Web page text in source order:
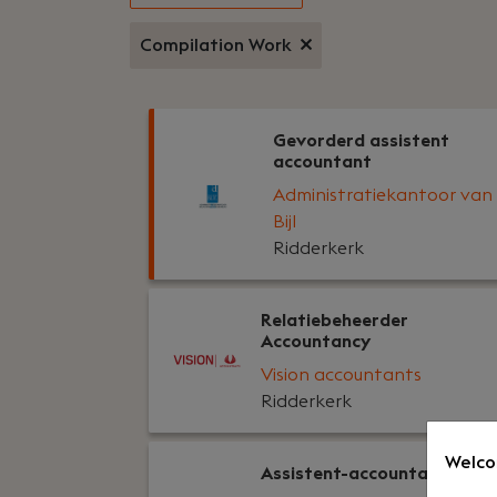
Compilation Work
Gevorderd assistent
accountant
Administratiekantoor van
Bijl
Ridderkerk
Relatiebeheerder
Accountancy
Vision accountants
Ridderkerk
Assistent-accountant